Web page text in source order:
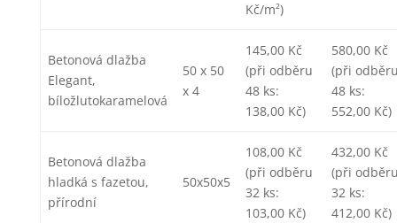
Kč/m²)
Betonová dlažba
Elegant,
bíložlutokaramelová
50 x 50
x 4
145,00 Kč
(při odběru
48 ks:
138,00 Kč)
580,00 Kč
(při
48 ks:
552,00 Kč)
Betonová dlažba
hladká s fazetou,
přírodní
50x50x5
108,00 Kč
(při odběru
32 ks:
103,00 Kč)
432,00 Kč
(při
32 ks:
412,00 Kč)